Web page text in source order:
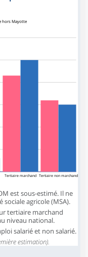
Tertiaire marchand Tertiaire non marchand
hors Mayotte
est sous-estimé. Il ne
agricole (MSA).
tertiaire marchand
niveau national.
salarié et non salarié.
estimation).